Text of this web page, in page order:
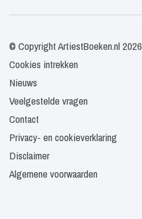
© Copyright ArtiestBoeken.nl 2026
Cookies intrekken
Nieuws
Veelgestelde vragen
Contact
Privacy- en cookieverklaring
Disclaimer
Algemene voorwaarden